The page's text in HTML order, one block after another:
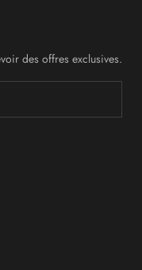
des offres exclusives.